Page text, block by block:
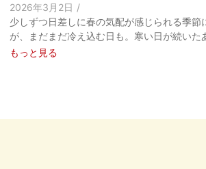
2026年3月2日 /
少しずつ日差しに春の気配が感じられる季節
が、まだまだ冷え込む日も。寒い日が続いた
もっと見る